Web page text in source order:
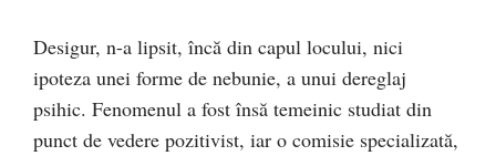
Desigur, n-a lipsit, încă din capul locului, nici
ipoteza unei forme de nebunie, a unui dereglaj
psihic. Fenomenul a fost însă temeinic studiat din
punct de vedere pozitivist, iar o comisie specializată,